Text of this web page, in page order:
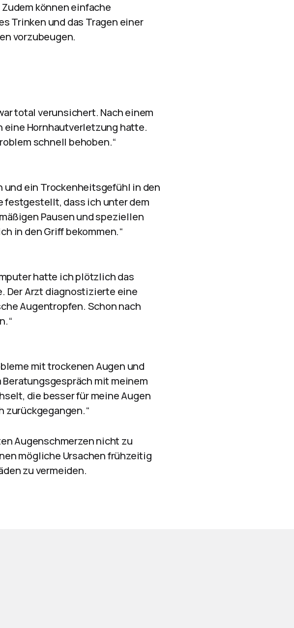
können einfache
Trinken und das Tragen einer
vorzubeugen.
total verunsichert. Nach einem
eine Hornhautverletzung hatte.
schnell behoben.“
und ein Trockenheitsgefühl in den
festgestellt, dass ich unter dem
Pausen und speziellen
in den Griff bekommen.“
hatte ich plötzlich das
Der Arzt diagnostizierte eine
Augentropfen. Schon nach
mit trockenen Augen und
mit meinem
die besser für meine Augen
zurückgegangen.“
Augenschmerzen nicht zu
mögliche Ursachen frühzeitig
zu vermeiden.